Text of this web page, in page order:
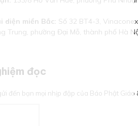
diện miền Bắc: Số 32 BT4-3,
Trung, phường Đại Mỗ, thành phố Hà
đọc
đến bạn mọi nhịp đập của Báo Phật Giáo